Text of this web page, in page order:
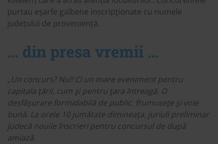
purtau eșarfe galbene inscripţionate cu numele
județului de proveniență.
… din presa vremii …
„ Un concurs? Nu!! Ci un mare eveniment pentru
capitala ţării, cum şi pentru ţara întreagă. O
desfăşurare formidabilă de public, frumuseţe şi voie
bună. La orele 10 jumătate dimineaţa, juriull preliminar
judecă nouile înscrieri pentru concursul de după
amiază.